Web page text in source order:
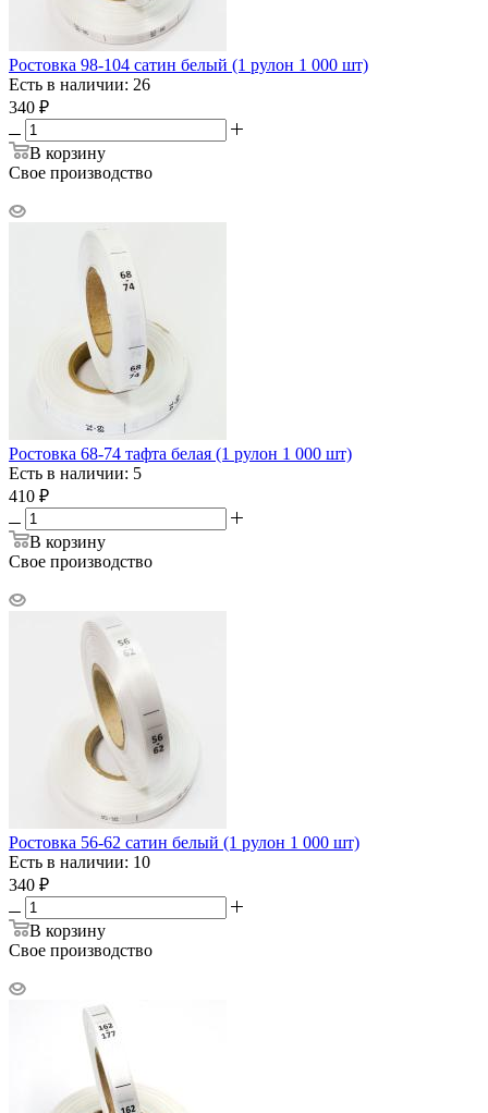
Ростовка 98-104 сатин белый (1 рулон 1 000 шт)
Есть в наличии: 26
340 ₽
В корзину
Свое производство
Ростовка 68-74 тафта белая (1 рулон 1 000 шт)
Есть в наличии: 5
410 ₽
В корзину
Свое производство
Ростовка 56-62 сатин белый (1 рулон 1 000 шт)
Есть в наличии: 10
340 ₽
В корзину
Свое производство